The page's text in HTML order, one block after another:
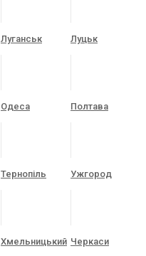
Луганськ Луцьк
Одеса Полтава
Тернопіль Ужгород
Хмельницький Черкаси